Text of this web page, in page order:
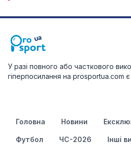
У разі повного або часткового
гіперпосилання на prosportua.com
Головна Новини
Футбол ЧС-2026 Інші